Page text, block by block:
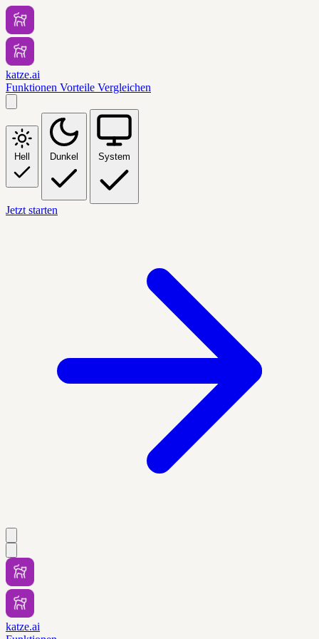
katze.ai
Funktionen Vorteile Vergleichen
Hell Dunkel System
Jetzt starten
katze.ai